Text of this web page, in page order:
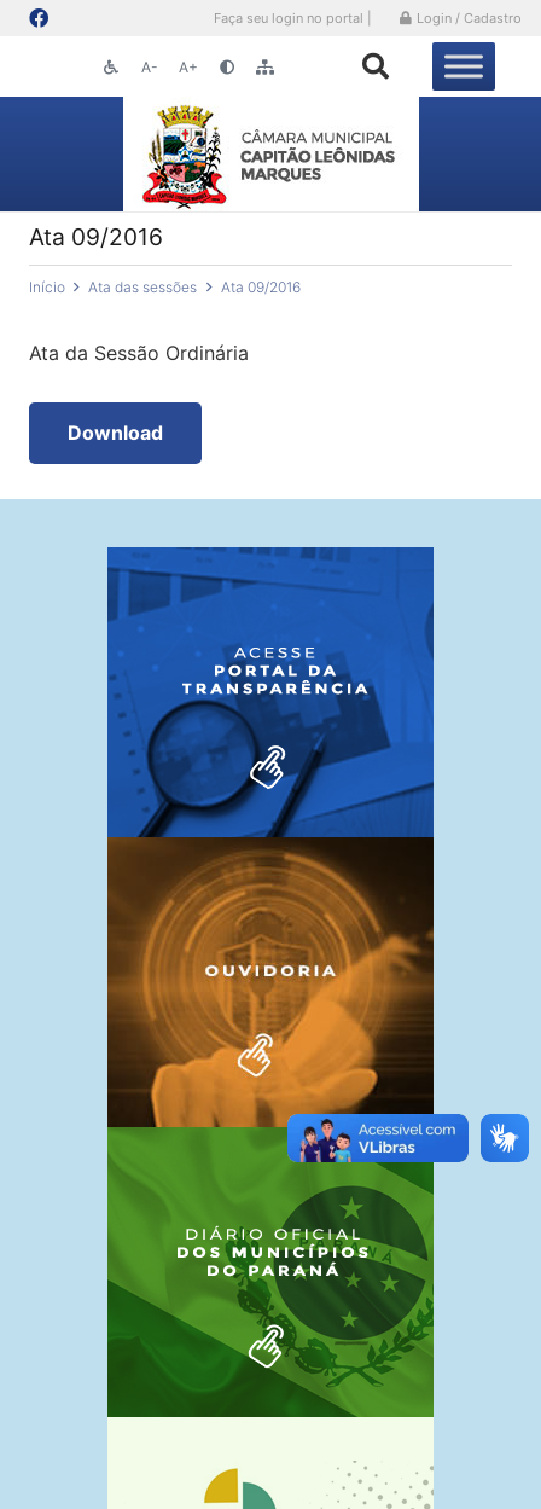
Faça seu login no portal | Login / Cadastro
A- A+
Ata 09/2016
Início Ata das sessões Ata 09/2016
Ata da Sessão Ordinária
Download